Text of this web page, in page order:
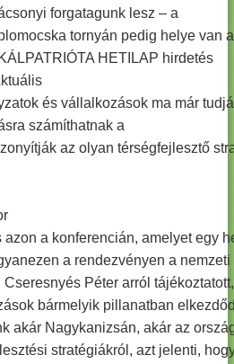
forgatagunk lesz – a
tornyán pedig helye van
HETILAP hirdetés
és vállalkozások ma már
számíthatnak a
az olyan térségfejlesztő
azon a konferencián, amelyet egy
a rendezvényen a
Péter arról
bármelyik pillanatban
akár Nagykanizsán, akár az
stratégiákról, azt jelenti,